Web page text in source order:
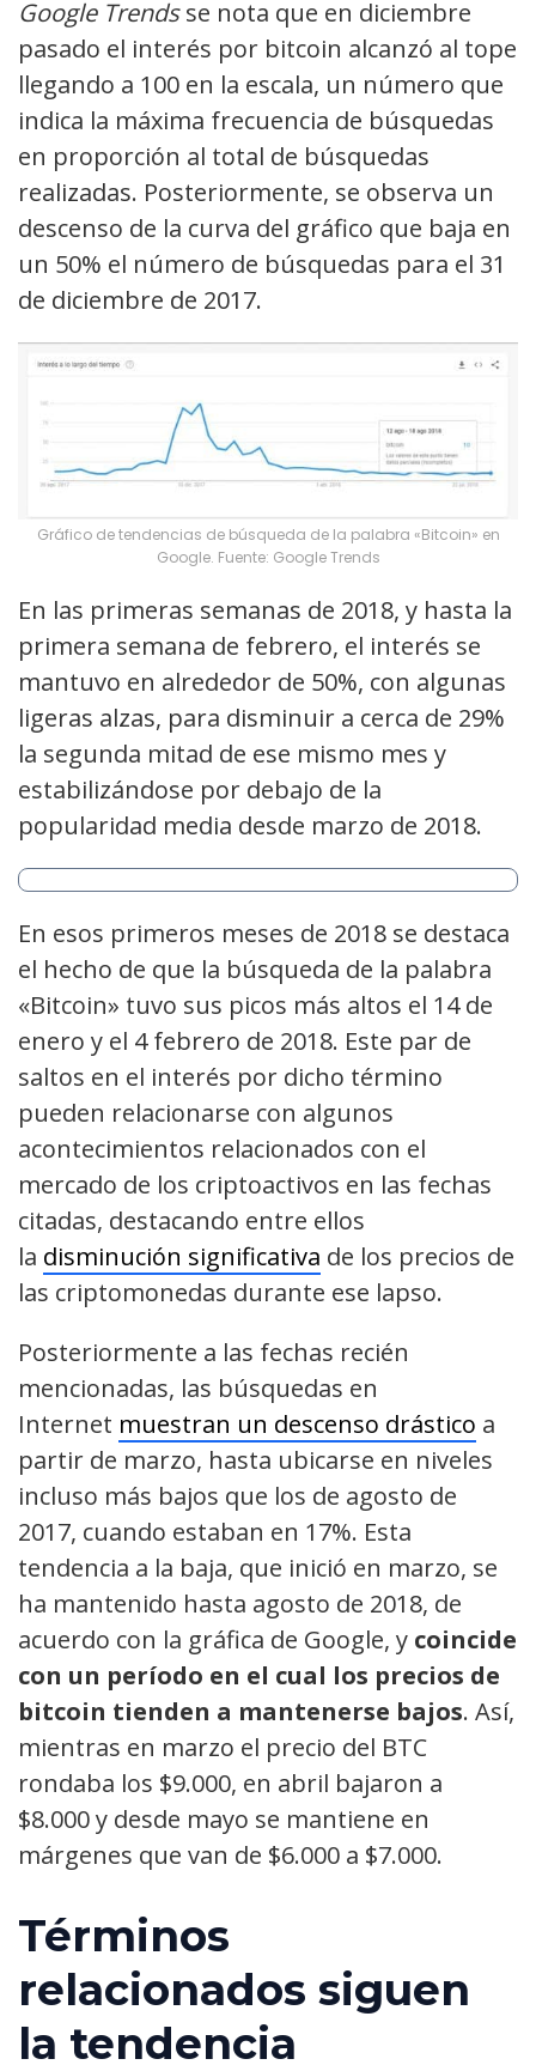
Google Trendsse nota que en diciembre
pasado el interés por bitcoin alcanzó al tope
llegando a 100 en la escala, un número que
indica la máxima frecuencia de búsquedas
en proporción al total de búsquedas
realizadas. Posteriormente, se observa un
descenso de la curva del gráfico que baja en
un 50% el número de búsquedas para el 31
de diciembre de 2017.
Gráfico de tendencias de búsqueda de la palabra «Bitcoin» en
Google. Fuente: Google Trends
En las primeras semanas de 2018, y hasta la
primera semana de febrero, el interés se
mantuvo en alrededor de 50%, con algunas
ligeras alzas, para disminuir a cerca de 29%
la segunda mitad de ese mismo mes y
estabilizándose por debajo de la
popularidad media desde marzo de 2018.
En esos primeros meses de 2018 se destaca
el hecho de que la búsqueda de la palabra
«Bitcoin» tuvo sus picos más altos el 14 de
enero y el 4 febrero de 2018. Este par de
saltos en el interés por dicho término
pueden relacionarse con algunos
acontecimientos relacionados con el
mercado de los criptoactivos en las fechas
citadas, destacando entre ellos
la disminución significativa de los precios de
las criptomonedas durante ese lapso.
Posteriormente a las fechas recién
mencionadas, las búsquedas en
Internet muestran un descenso drástico a
partir de marzo, hasta ubicarse en niveles
incluso más bajos que los de agosto de
2017, cuando estaban en 17%. Esta
tendencia a la baja, que inició en marzo, se
ha mantenido hasta agosto de 2018, de
acuerdo con la gráfica de Google, y coincide
con un período en el cual los precios de
bitcoin tienden a mantenerse bajos. Así,
mientras en marzo el precio del BTC
rondaba los $9.000, en abril bajaron a
$8.000 y desde mayo se mantiene en
márgenes que van de $6.000 a $7.000.
Términos
relacionados siguen
la tendencia